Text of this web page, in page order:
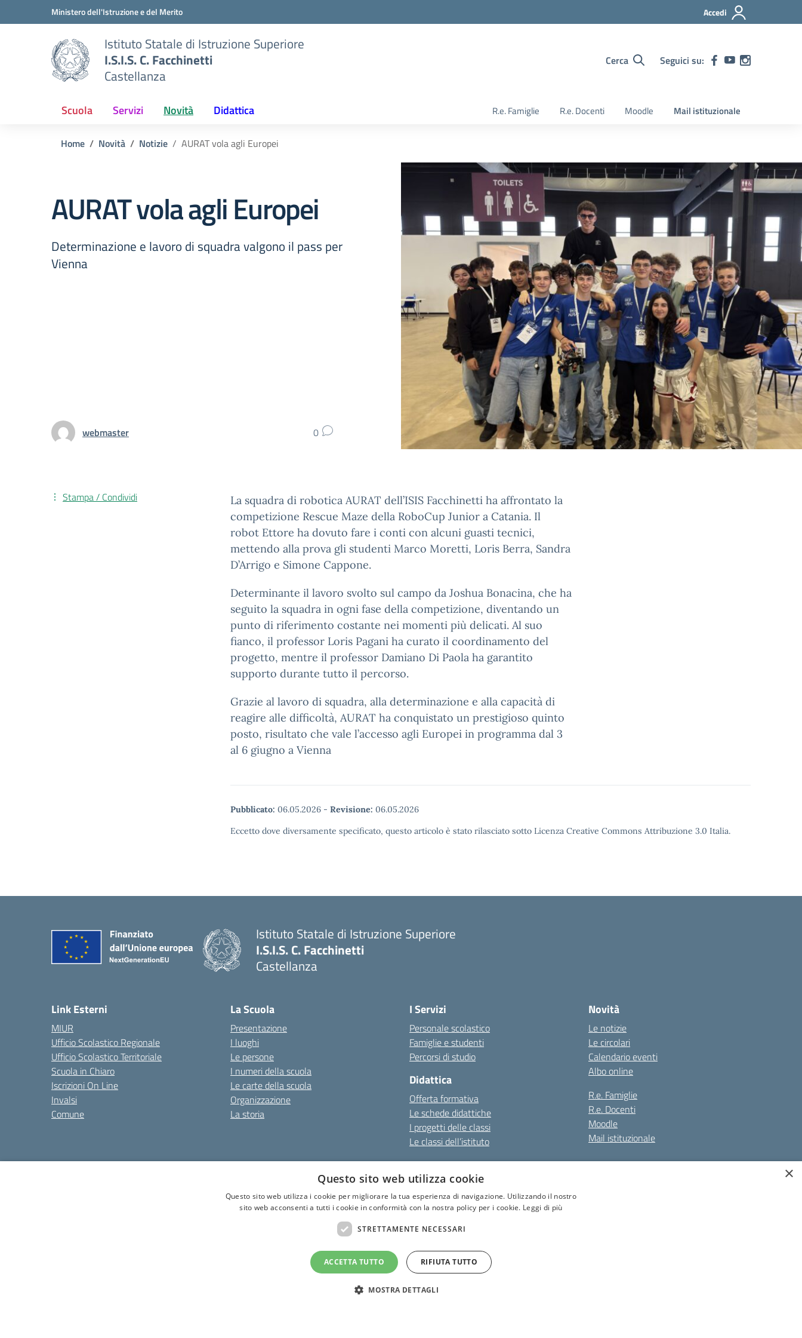
Vai ai contenuti
Vai al menu di navigazioneMinistero dell'Istruzione e del Merito Accedi
Istituto Statale di Istruzione Superiore
I.S.I.S. C. Facchinetti
Castellanza
Cerca Seguici su:
Scuola Servizi Novità Didattica R.e. Famiglie R.e. Docenti Moodle Mail istituzionale
Home Novità Notizie AURAT vola agli Europei
AURAT vola agli Europei
Determinazione e lavoro di squadra valgono il pass per
Vienna
webmaster 0
La squadra di robotica AURAT dell’ISIS Facchinetti ha affrontato la
competizione Rescue Maze della RoboCup Junior a Catania. Il
robot Ettore ha dovuto fare i conti con alcuni guasti tecnici,
mettendo alla prova gli studenti Marco Moretti, Loris Berra, Sandra
D’Arrigo e Simone Cappone.
Determinante il lavoro svolto sul campo da Joshua Bonacina, che ha
seguito la squadra in ogni fase della competizione, diventando un
punto di riferimento costante nei momenti più delicati. Al suo
fianco, il professor Loris Pagani ha curato il coordinamento del
progetto, mentre il professor Damiano Di Paola ha garantito
supporto durante tutto il percorso.
Grazie al lavoro di squadra, alla determinazione e alla capacità di
reagire alle difficoltà, AURAT ha conquistato un prestigioso quinto
posto, risultato che vale l’accesso agli Europei in programma dal 3
al 6 giugno a Vienna
Pubblicato: 06.05.2026 - Revisione: 06.05.2026
Eccetto dove diversamente specificato, questo articolo è stato rilasciato sotto Licenza Creative Commons Attribuzione 3.0 Italia.
Stampa / Condividi
Istituto Statale di Istruzione Superiore
I.S.I.S. C. Facchinetti
Castellanza
Link Esterni
MIUR
Ufficio Scolastico Regionale
Ufficio Scolastico Territoriale
Scuola in Chiaro
Iscrizioni On Line
Invalsi
Comune
La Scuola
Presentazione
I luoghi
Le persone
I numeri della scuola
Le carte della scuola
Organizzazione
La storia
I Servizi
Personale scolastico
Famiglie e studenti
Percorsi di studio
Didattica
Offerta formativa
Le schede didattiche
I progetti delle classi
Le classi dell’istituto
Novità
Le notizie
Le circolari
Calendario eventi
Albo online
R.e. Famiglie
R.e. Docenti
Moodle
Mail istituzionale
Note LegaliDichiarazione di accessibilità
Via Azimonti, 5 - 21053 - Castellanza (VA)
Codice meccanografico: VAIS01900E
Codice Fiscale: 81009250127
Codice IPA: istsc_vais01900e
×
Questo sito web utilizza cookie
Questo sito web utilizza i cookie per migliorare la tua esperienza di navigazione. Utilizzando il nostro
sito web acconsenti a tutti i cookie in conformità con la nostra policy per i cookie. Leggi di più
STRETTAMENTE NECESSARI
ACCETTA TUTTO RIFIUTA TUTTO
MOSTRA DETTAGLI